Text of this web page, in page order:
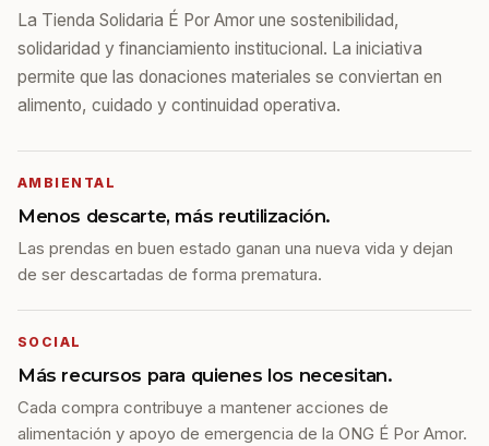
La Tienda Solidaria É Por Amor une sostenibilidad,
solidaridad y financiamiento institucional. La iniciativa
permite que las donaciones materiales se conviertan en
alimento, cuidado y continuidad operativa.
AMBIENTAL
Menos descarte, más reutilización.
Las prendas en buen estado ganan una nueva vida y dejan
de ser descartadas de forma prematura.
SOCIAL
Más recursos para quienes los necesitan.
Cada compra contribuye a mantener acciones de
alimentación y apoyo de emergencia de la ONG É Por Amor.